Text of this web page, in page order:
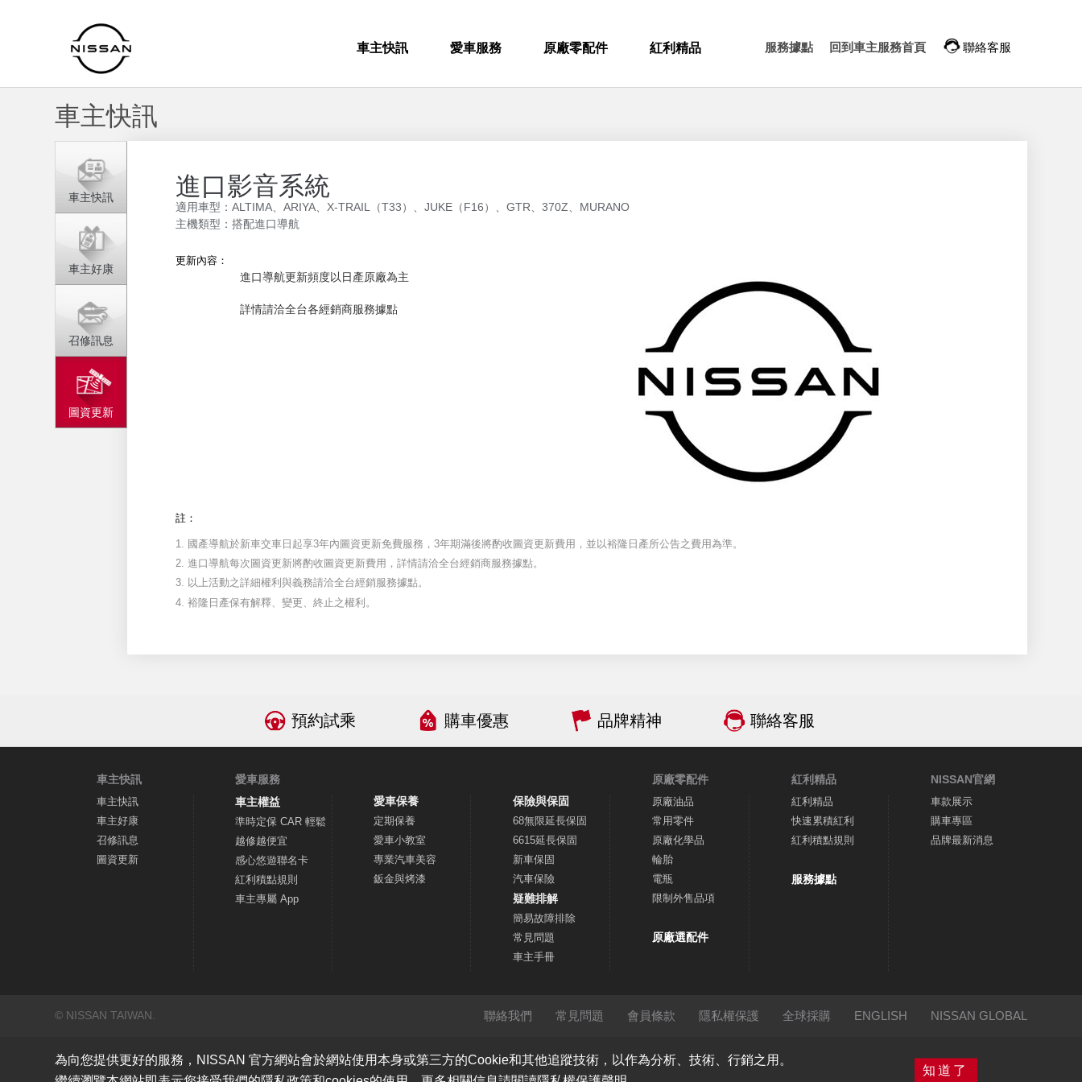
車主快訊 愛車服務 原廠零配件 紅利精品 服務據點 回到車主服務首頁 聯絡客服
車主快訊
車主快訊
車主好康
召修訊息
圖資更新
進口影音系統
適用車型：ALTIMA、ARIYA、X-TRAIL（T33）、JUKE（F16）、GTR、370Z、MURANO
主機類型：搭配進口導航
更新內容：
進口導航更新頻度以日產原廠為主
詳情請洽全台各經銷商服務據點
註：
1. 國產導航於新車交車日起享3年內圖資更新免費服務，3年期滿後將酌收圖資更新費用，並以裕隆日產所公告之費用為準。
2. 進口導航每次圖資更新將酌收圖資更新費用，詳情請洽全台經銷商服務據點。
3. 以上活動之詳細權利與義務請洽全台經銷服務據點。
4. 裕隆日產保有解釋、變更、終止之權利。
預約試乘 購車優惠 品牌精神 聯絡客服
車主快訊
車主快訊
車主好康
召修訊息
圖資更新
愛車服務
車主權益
準時定保 CAR 輕鬆
越修越便宜
感心悠遊聯名卡
紅利積點規則
車主專屬 App
愛車保養
定期保養
愛車小教室
專業汽車美容
鈑金與烤漆
保險與保固
68無限延長保固
6615延長保固
新車保固
汽車保險
疑難排解
簡易故障排除
常見問題
車主手冊
原廠零配件
原廠油品
常用零件
原廠化學品
輪胎
電瓶
限制外售品項
原廠選配件
紅利精品
紅利精品
快速累積紅利
紅利積點規則
服務據點
NISSAN官網
車款展示
購車專區
品牌最新消息
© NISSAN TAIWAN. 聯絡我們 常見問題 會員條款 隱私權保護 全球採購 ENGLISH NISSAN GLOBAL
為向您提供更好的服務，NISSAN 官方網站會於網站使用本身或第三方的Cookie和其他追蹤技術，以作為分析、技術、行銷之用。
知道了